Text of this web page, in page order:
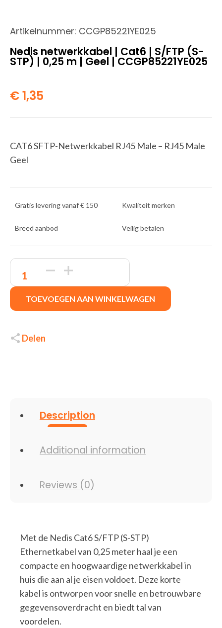
Artikelnummer: CCGP85221YE025
Nedis netwerkkabel | Cat6 | S/FTP (S-
STP) | 0,25 m | Geel | CCGP85221YE025
€1,35
CAT6 SFTP-Netwerkkabel RJ45 Male – RJ45 Male
Geel
Gratis levering vanaf € 150 Kwaliteit merken
Breed aanbod Veilig betalen
netwerkkabel
|
S/FTP
|
TOEVOEGEN AAN WINKELWAGEN
Delen
Description
Additional information
Reviews (0)
Met de Nedis Cat6 S/FTP (S-STP)
Ethernetkabel van 0,25 meter haal je een
compacte en hoogwaardige netwerkkabel in
huis die aan al je eisen voldoet. Deze korte
kabel is ontworpen voor snelle en betrouwbare
gegevensoverdracht en biedt tal van
voordelen.